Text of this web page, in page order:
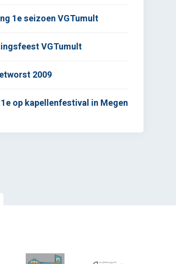
1e seizoen VGTumult
VGTumult
2009
op kapellenfestival in Megen